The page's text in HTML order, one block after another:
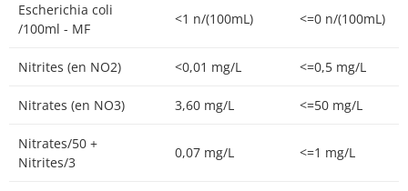
Escherichia coli
/100ml - MF
<1 n/(100mL) <=0 n/(100mL)
Nitrites (en NO2) <0,01 mg/L <=0,5 mg/L
Nitrates (en NO3) 3,60 mg/L <=50 mg/L
Nitrates/50 +
Nitrites/3
0,07 mg/L <=1 mg/L